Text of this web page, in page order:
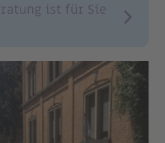
ist für Sie